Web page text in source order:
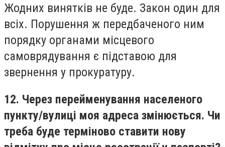
Жодних винятків не буде. Закон один для
всіх. Порушення ж передбаченого ним
порядку органами місцевого
самоврядування є підставою для
звернення у прокуратуру.
12. Через перейменування населеного
пункту/вулиці моя адреса змінюється. Чи
треба буде терміново ставити нову